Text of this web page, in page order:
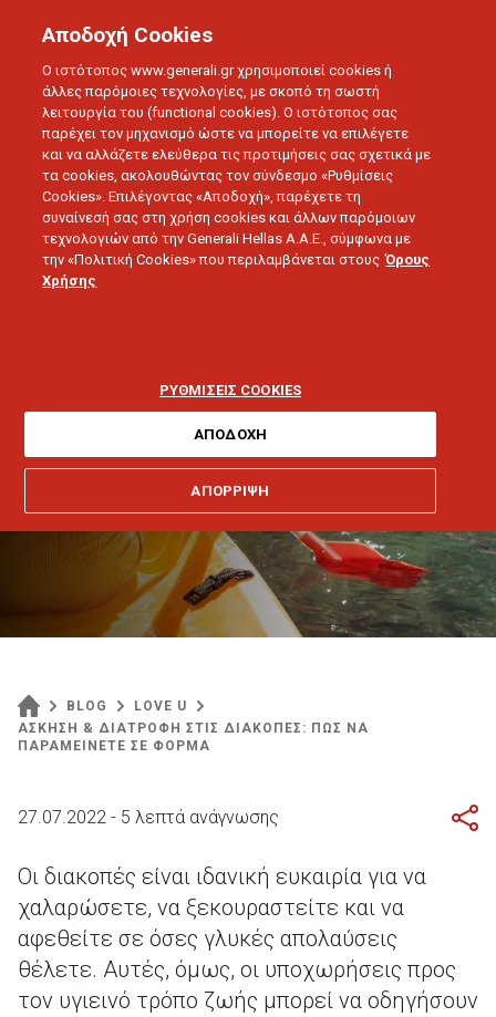
LOVE U
παραμείνετε σε φόρμα
BLOG
LOVE U
ΑΣΚΗΣΗ & ΔΙΑΤΡΟΦΗ ΣΤΙΣ ΔΙΑΚΟΠΕΣ: ΠΩΣ ΝΑ
ΠΑΡΑΜΕΙΝΕΤΕ ΣΕ ΦΟΡΜΑ
27.07.2022 - 5 λεπτά ανάγνωσης
Οι διακοπές είναι ιδανική ευκαιρία για να
χαλαρώσετε, να ξεκουραστείτε και να
αφεθείτε σε όσες γλυκές απολαύσεις
θέλετε. Αυτές, όμως, οι υποχωρήσεις προς
τον υγιεινό τρόπο ζωής μπορεί να οδηγήσουν
Αποδοχή Cookies
Ο ιστότοπος www.generali.gr χρησιμοποιεί cookies ή
άλλες παρόμοιες τεχνολογίες, με σκοπό τη σωστή
λειτουργία του (functional cookies). Ο ιστότοπος σας
παρέχει τον μηχανισμό ώστε να μπορείτε να επιλέγετε
και να αλλάζετε ελεύθερα τις προτιμήσεις σας σχετικά με
τα cookies, ακολουθώντας τον σύνδεσμο «Ρυθμίσεις
Cookies». Επιλέγοντας «Αποδοχή», παρέχετε τη
συναίνεσή σας στη χρήση cookies και άλλων παρόμοιων
τεχνολογιών από την Generali Hellas A.A.E., σύμφωνα με
την «Πολιτική Cookies» που περιλαμβάνεται στους Όρους
Χρήσης
ΡΥΘΜΙΣΕΙΣ COOKIES
ΑΠΟΡΡΙΨΗ
ΑΠΟΔΟΧΗ